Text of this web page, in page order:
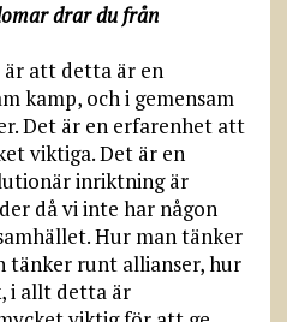
drar du från
är att detta är en
kamp, och i gemensam
Det är en erfarenhet att
viktiga. Det är en
inriktning är
då vi inte har någon
Hur man tänker
tänker runt allianser, hur
i allt detta är